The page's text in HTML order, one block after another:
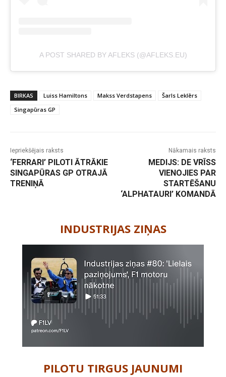
A POST SHARED BY AFLEKS (@AFLEKS.EU)
BIRKAS Luiss Hamiltons Makss Verdstapens
Šarls Leklērs
Singapūras GP
Iepriekšējais raksts
‘FERRARI’ PILOTI ĀTRĀKIE
SINGAPŪRAS GP OTRAJĀ
TRENIŅĀ
Nākamais raksts
MEDIJS: DE VRĪSS
VIENOJIES PAR
STARTĒŠANU
‘ALPHATAURI’ KOMANDĀ
INDUSTRIJAS ZIŅAS
PILOTU TIRGUS JAUNUMI